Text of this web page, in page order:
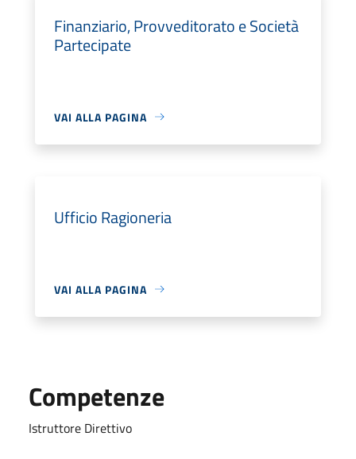
Finanziario, Provveditorato e Società
Partecipate
VAI ALLA PAGINA
Ufficio Ragioneria
VAI ALLA PAGINA
Competenze
Istruttore Direttivo